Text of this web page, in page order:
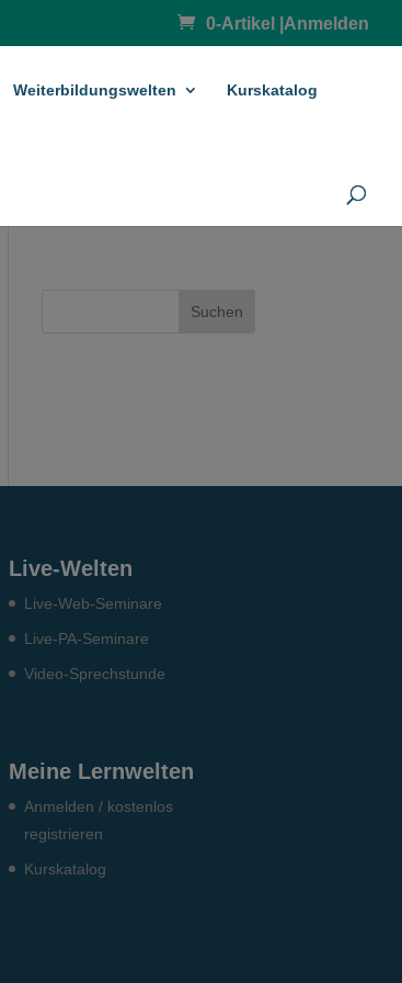
0-Artikel Anmelden
Weiterbildungswelten Kurskatalog
Suchen
Live-Welten
Live-Web-Seminare
Live-PA-Seminare
Video-Sprechstunde
Meine Lernwelten
Anmelden / kostenlos
registrieren
Kurskatalog